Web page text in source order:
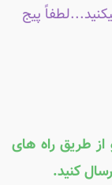
پیج
از طریق راه های
کنید.